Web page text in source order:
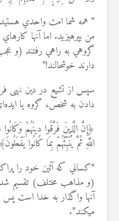
” همه شما امت واحدي هستيد
من بپرهيزيد. اما آنها
گروهي به راهي رفتند (و
دارند خوشحالند!”
سپس از تشیع در دین نهی
دادن به شخص، گروه یا
﴿إِنَّ الَّذِينَ فَرَّقُوا دِينَهُمْ
اللَّهِ ثُمَّ يُنَبِّئُهُمْ بِمَا كَانُوا يَفْعَلُونَ﴾
“كساني كه آئين خود را
(و مذاهب مختلف) تقسيم
آنها واگذار به خدا است پس
مي‏كند”.
19 جولای 2026
36 نمایش ها